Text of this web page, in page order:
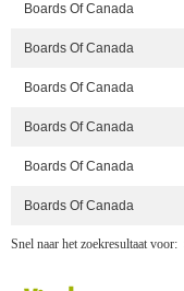
Boards Of Canada
Boards Of Canada
Boards Of Canada
Boards Of Canada
Boards Of Canada
Boards Of Canada
Snel naar het zoekresultaat voor: